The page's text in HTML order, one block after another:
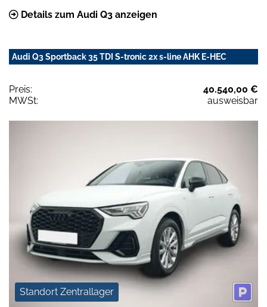
Details zum Audi Q3 anzeigen
Audi Q3 Sportback 35 TDI S-tronic 2x s-line AHK E-HEC
Preis:
40.540,00 €
MWSt:
ausweisbar
Standort Zentrallager